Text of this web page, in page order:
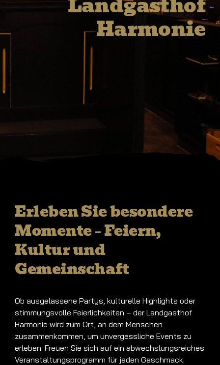
Harmonie
Erleben Sie besondere
Momente – Feiern,
Kultur und
Gemeinschaft
Ob ausgelassene Partys, kulturelle Highlights oder
stimmungsvolle Feierlichkeiten – der Landgasthof
Harmonie wird zum Ort, an dem Menschen
zusammenkommen, um unvergessliche Events zu
erleben. Freuen Sie sich auf ein abwechslungsreiches
Veranstaltungsprogramm für jeden Geschmack.